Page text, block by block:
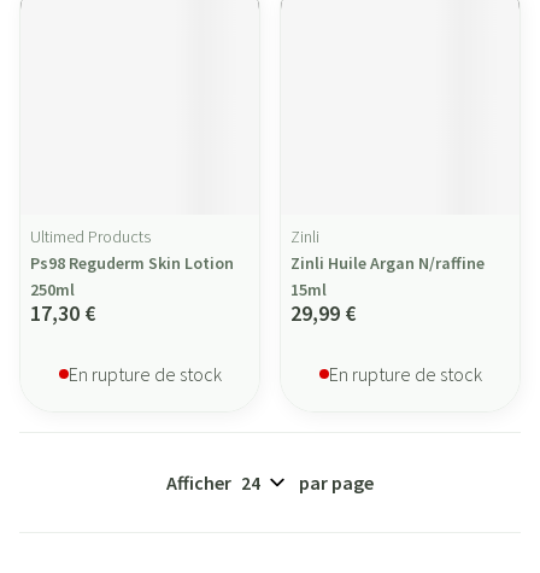
Ultimed Products
Ps98 Reguderm Skin Lotion
250ml
17,30 €
En rupture de stock
Zinli
Zinli Huile Argan N/raffine
15ml
29,99 €
En rupture de stock
Afficher par page